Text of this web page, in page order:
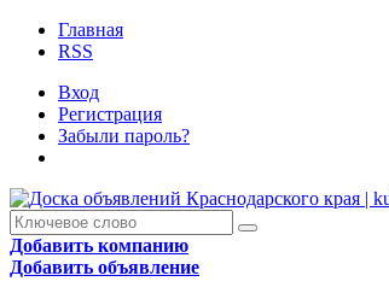
Главная
RSS
Вход
Регистрация
Забыли пароль?
Добавить компанию
Добавить объявление